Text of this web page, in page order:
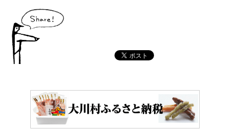
コックさんのいる道の駅ならぬ「村の駅」や鉱山跡地にある学校を活用した
宿泊施設など、村にある施設をご紹介！